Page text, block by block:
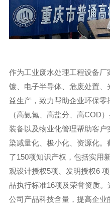
作为工业废水处理工程设备
镀、电子半导体、危废处置
益生产，致力帮助企业环保
（高氨氮、高盐分、高COD
装备以及物业化管理帮助客
染减量化、极小化、资源化
了150项知识产权，包括实用
观设计授权5项、发明授权6
品执行标准16项及荣誉资质
公司产品科技含量，提高企业